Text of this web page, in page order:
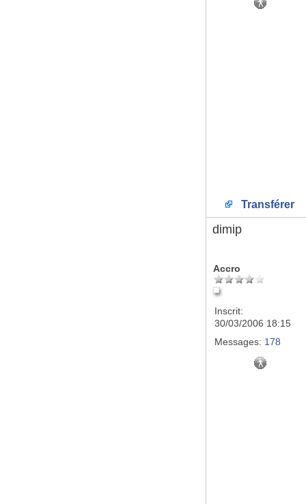
Transférer
dimip
Accro
Inscrit:
30/03/2006 18:15
Messages: 178